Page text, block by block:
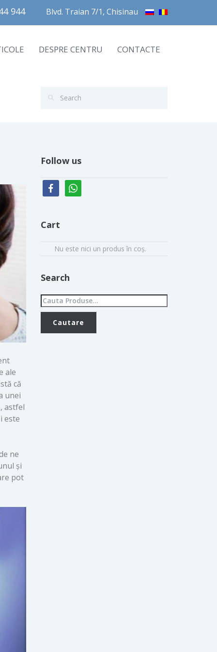
944 944 Blvd. Traian 7/1, Chisinau
DESPRE CENTRU CONTACTE
ale
că
unei
astfel
este
ne
și
pot
Follow us
facebookwhatsapp
Cart
Nu este nici un produs în coș.
Search